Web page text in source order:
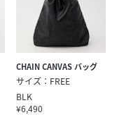
CHAIN CANVAS バッグ
サイズ：FREE
BLK
¥6,490